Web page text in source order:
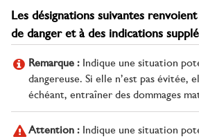
Les désignations suivantes
de danger et à des indications
Remarque : Indique une situation
dangereuse. Si elle n’est pas évitée,
échéant, entraîner des dommages
Attention : Indique une situation